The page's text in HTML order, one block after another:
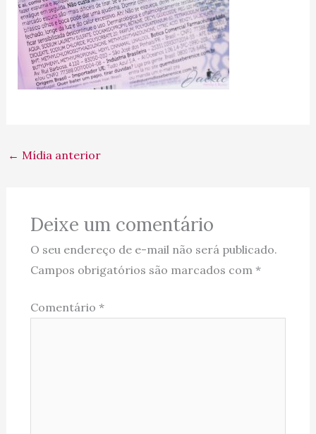
← Mídia anterior
Deixe um comentário
O seu endereço de e-mail não será publicado.
Campos obrigatórios são marcados com *
Comentário *